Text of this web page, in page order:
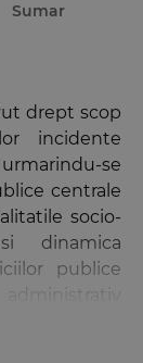
Sumar
drept scop
incidente
se
centrale
socio-
dinamica
publice
publica